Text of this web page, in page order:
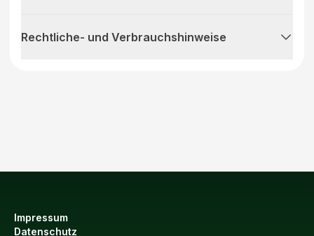
Rechtliche- und Verbrauchshinweise
Impressum
Datenschutz